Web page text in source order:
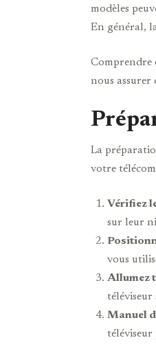
modèles
En général,
Comprendre
nous assurer
La
votre
Vérifiez
sur leur
vous
Allumez
téléviseur
Manuel
téléviseur